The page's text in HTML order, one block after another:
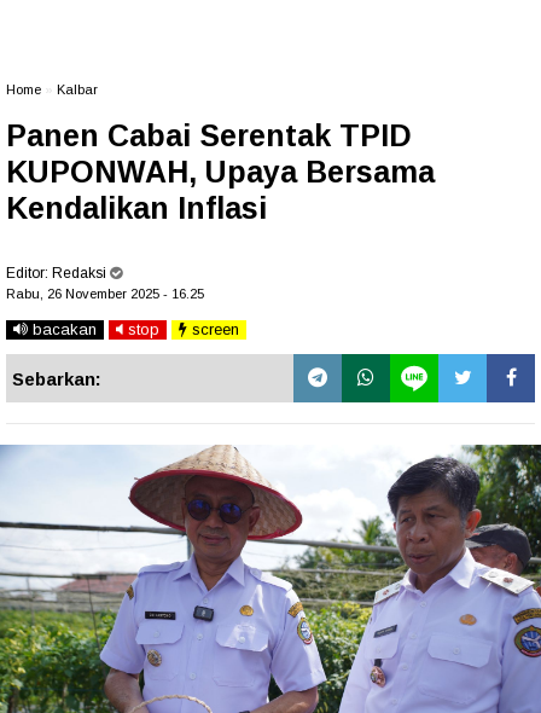
Home Kalbar
Panen Cabai Serentak TPID
KUPONWAH, Upaya Bersama
Kendalikan Inflasi
Editor: Redaksi
Rabu, 26 November 2025 - 16.25
bacakan stop screen
Sebarkan: